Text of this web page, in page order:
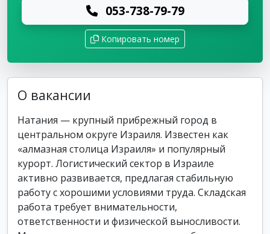
053-738-79-79
Копировать номер
О вакансии
Натания — крупный прибрежный город в
центральном округе Израиля. Известен как
«алмазная столица Израиля» и популярный
курорт. Логистический сектор в Израиле
активно развивается, предлагая стабильную
работу с хорошими условиями труда. Складская
работа требует внимательности,
ответственности и физической выносливости.